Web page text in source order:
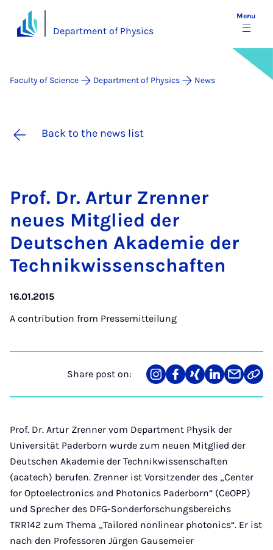
Department of Physics
Menu
Faculty of Science Department of Physics News
Back to the news list
Prof. Dr. Ar­tur Zren­ner
neues Mit­glied der
Deutschen Akademie der
Tech­nikwis­senschaften
16.01.2015
A contribution from Pressemitteilung
Share post on:
Share
on
Teilen
auf
Teilen
auf
Teilen
auf
Teilen
über
Link
Prof. Dr. Artur Zrenner vom Department Physik der
Universität Paderborn wurde zum neuen Mitglied der
Deutschen Akademie der Technikwissenschaften
(acatech) berufen. Zrenner ist Vorsitzender des „Center
for Optoelectronics and Photonics Paderborn“ (CeOPP)
und Sprecher des DFG-Sonderforschungsbereichs
TRR142 zum Thema „Tailored nonlinear photonics“. Er ist
nach den Professoren Jürgen Gausemeier